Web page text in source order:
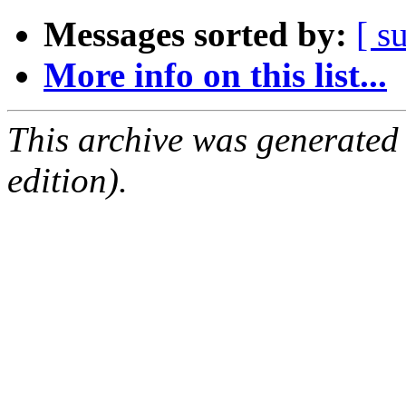
Messages sorted by: [
More info on this list...
This archive was
edition).